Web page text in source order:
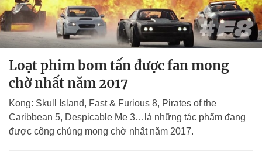
Loạt phim bom tấn được fan mong
chờ nhất năm 2017
Kong: Skull Island, Fast & Furious 8, Pirates of the
Caribbean 5, Despicable Me 3…là những tác phẩm đang
được công chúng mong chờ nhất năm 2017.